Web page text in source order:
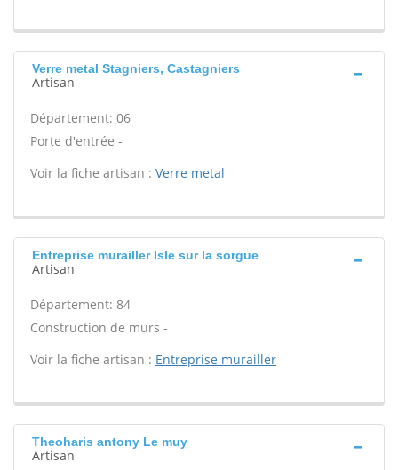
Verre metal Stagniers, Castagniers
Artisan
Département: 06
Porte d'entrée -
Voir la fiche artisan : Verre metal
Entreprise murailler Isle sur la sorgue
Artisan
Département: 84
Construction de murs -
Voir la fiche artisan : Entreprise murailler
Theoharis antony Le muy
Artisan